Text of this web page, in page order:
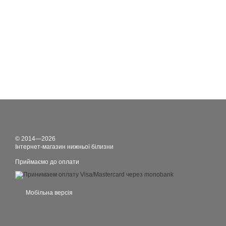
© 2014—2026
Інтернет-магазин нижньої білизни
Приймаємо до оплати
Мобільна версія